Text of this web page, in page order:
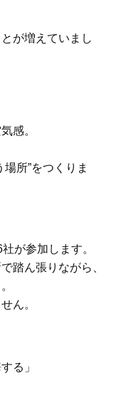
が増えていまし
感。
所”をつくりま
が参加します。
踏ん張りながら、
ん。
る」